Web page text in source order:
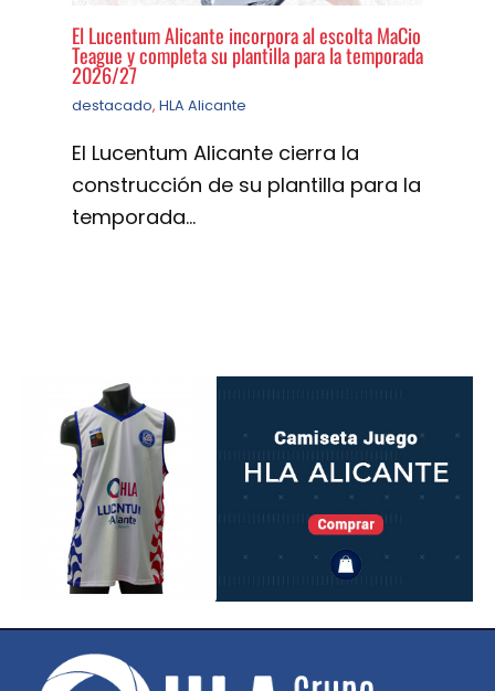
El Lucentum Alicante incorpora al escolta MaCio
Teague y completa su plantilla para la temporada
2026/27
destacado, HLA Alicante
El Lucentum Alicante cierra la
construcción de su plantilla para la
temporada…